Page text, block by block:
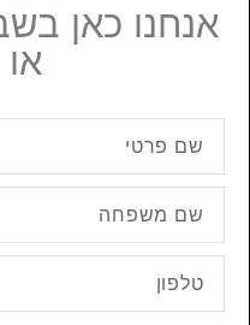
אנחנו כאן
או